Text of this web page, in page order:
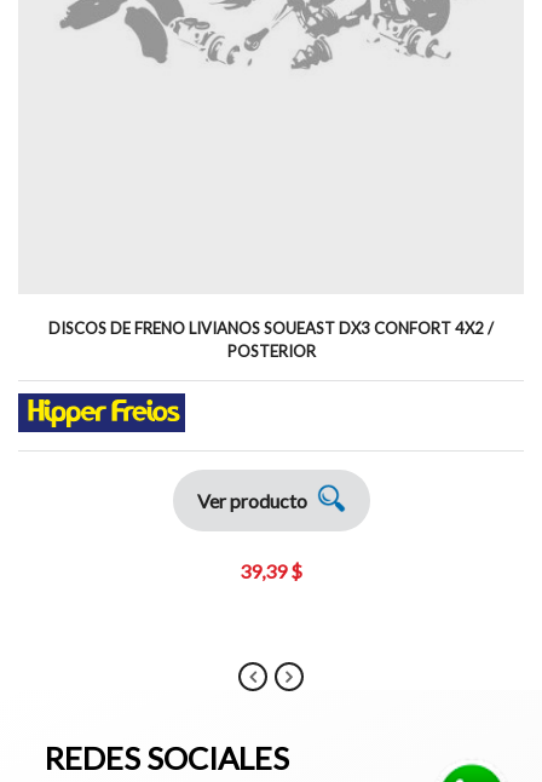
DISCOS DE FRENO LIVIANOS SOUEAST DX3 CONFORT 4X2 /
POSTERIOR
Ver producto
39,39 $
REDES SOCIALES